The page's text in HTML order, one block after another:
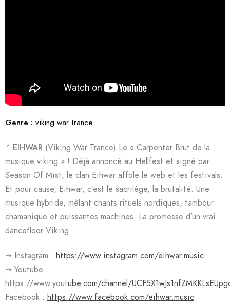
Genre : viking war trance
ᚠ EIHWAR (Viking War Trance) Le « Carpenter Brut de la
musique viking » ! Déjà annoncé au Hellfest et signé par
Season Of Mist, le clan Eihwar affole le web et les festivals.
Et pour cause, Eihwar, c’est le sacrilège, la brutalité. Une
musique hybride, mêlant chants rituels nordiques, tambour
chamanique et puissantes machines. La promesse d’un vrai
dancefloor Viking.
➙ Instagram : https://www.instagram.com/eihwar.music
➙ Youtube :
https://www.youtube.com/channel/
Facebook : https://www.facebook.com/eihwar.music